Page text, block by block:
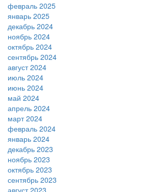
февраль 2025
январь 2025
декабрь 2024
ноябрь 2024
октябрь 2024
сентябрь 2024
август 2024
июль 2024
июнь 2024
май 2024
апрель 2024
март 2024
февраль 2024
январь 2024
декабрь 2023
ноябрь 2023
октябрь 2023
сентябрь 2023